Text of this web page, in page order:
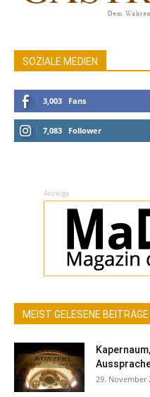
SOZIALE MEDIEN
3,003 Fans
7,083 Follower
Anzeige
MEIST GELESENE BEITRÄGE
29. November